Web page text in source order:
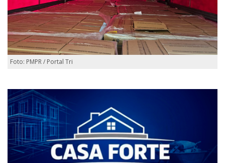
Foto: PMPR / Portal Tri